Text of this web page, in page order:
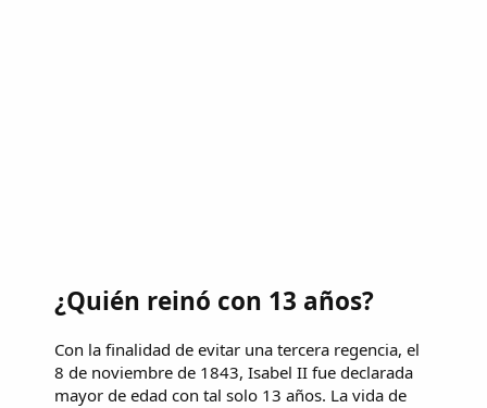
¿Quién reinó con 13 años?
Con la finalidad de evitar una tercera regencia, el
8 de noviembre de 1843, Isabel II fue declarada
mayor de edad con tal solo 13 años. La vida de